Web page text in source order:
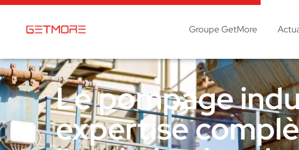
Groupe GetMore
Le pompage
expertise